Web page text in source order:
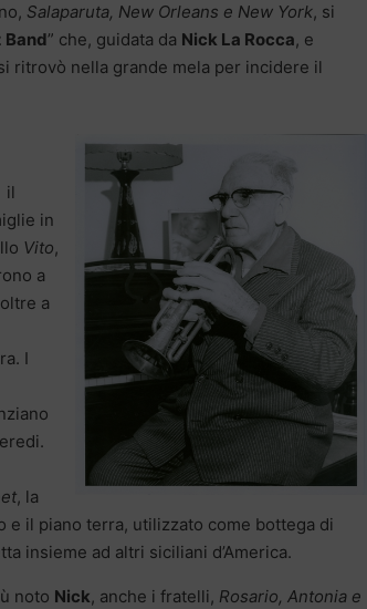
Salaparuta, New Orleans e New York, si
Band” che, guidata da Nick La Rocca, e
ritrovò nella grande mela per incidere il
il
in
Vito,
a
a
I
, la
e il piano terra, utilizzato come bottega di
insieme ad altri siciliani d’America.
noto Nick, anche i fratelli, Rosario, Antonia e